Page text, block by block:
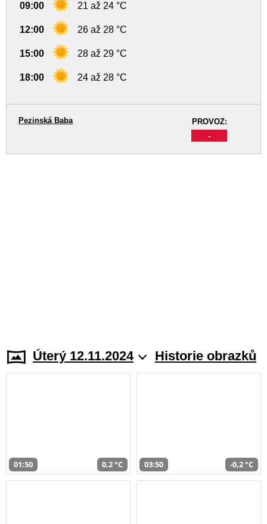
09:00 21 až 24 °C
12:00 26 až 28 °C
15:00 28 až 29 °C
18:00 24 až 28 °C
PROVOZ:
-
Pezinská Baba
Úterý 12.11.2024 Historie obrazků
01:50 0,2 °C 03:50 -0,2 °C